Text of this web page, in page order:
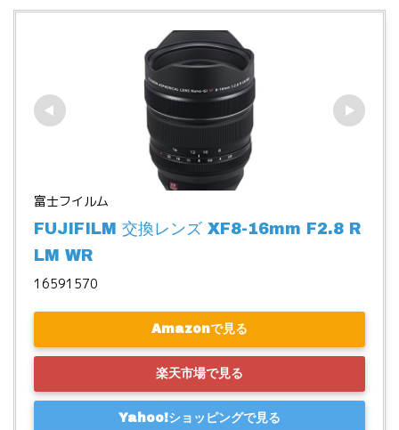
富士フイルム
FUJIFILM 交換レンズ XF8-16mm F2.8 R
LM WR
16591570
Amazonで見る
楽天市場で見る
Yahoo!ショッピングで見る